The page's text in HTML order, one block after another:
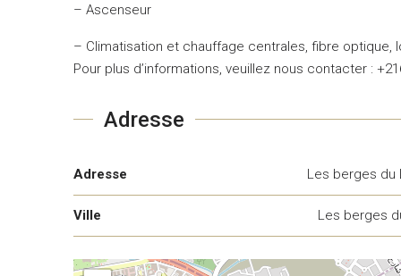
– Ascenseur
– Climatisation et chauffage centrales, fibre optique,
Pour plus d’informations, veuillez nous contacter :
Adresse
Adresse Les berges du
Ville Les berges